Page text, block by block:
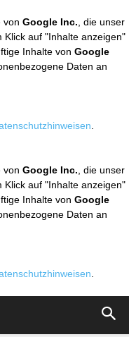
von Google Inc. , die unser
Klick auf "Inhalte anzeigen"
Inhalte von Google
Daten an
von Google Inc. , die unser
Klick auf "Inhalte anzeigen"
Inhalte von Google
Daten an